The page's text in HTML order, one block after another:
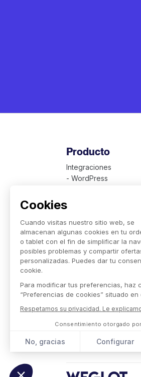
Cookies
Cuando visitas nuestro sitio web, se
almacenan algunas cookies en tu
o tablet con el fin de simplificar la
posibles problemas y compartir
personalizadas. Puedes dar tu
cookie.
Para modificar tus preferencias, haz
“Preferencias de cookies” situado en
Respetamos su privacidad. Le
Consentimiento otorgado por
No, gracias Configurar
Nuestra plataforma te permite
Producto
Integraciones
- WordPress
Clientes
Precios
Idiomas disponibles
Presentación técnica
Weglot para empresas